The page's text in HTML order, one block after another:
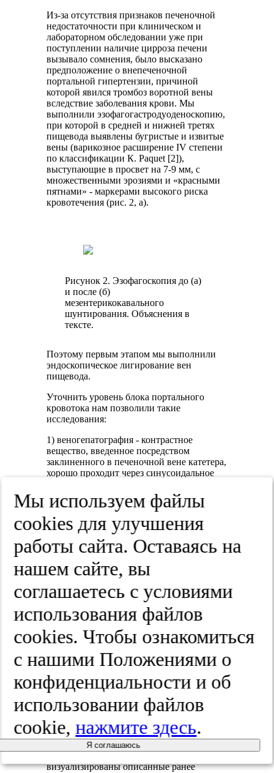
Из-за отсутствия признаков печеночной
недостаточности при клиническом и
лабораторном обследовании уже при
поступлении наличие цирроза печени
вызывало сомнения, было высказано
предположение о внепеченочной
портальной гипертензии, причиной
которой явился тромбоз воротной вены
вследствие заболевания крови. Мы
выполнили эзофагогастродуоденоскопию,
при которой в средней и нижней третях
пищевода выявлены бугристые и извитые
вены (варикозное расширение IV степени
по классификации К. Paquet [2]),
выступающие в просвет на 7-9 мм, с
множественными эрозиями и «красными
пятнами» - маркерами высокого риска
кровотечения (рис. 2, а).
Рисунок 2. Эзофагоскопия до (а)
и после (б)
мезентерикокавального
шунтирования. Объяснения в
тексте.
Поэтому первым этапом мы выполнили
эндоскопическое лигирование вен
пищевода.
Уточнить уровень блока портального
кровотока нам позволили такие
исследования:
1) веногепатография - контрастное
вещество, введенное посредством
заклиненного в печеночной вене катетера,
хорошо проходит через синусоидальное
блок портального кровотока (рис. 3);
Рисунок 3. Веногепатограмма (а)
перед операцией. 1 - верхняя
брыжеечная вена; 2 - кавернозная
трансформация воротной вены; 3
- варикозное расширение вен
пищевода.
2) мезентерикопортография -
визуализирована верхняя брыжеечная
вена диаметром 8 мм, проходимая до
места слияния с селезеночной веной,
воротная вена кавернозно
трансформирована, сброс контрастного
вещества через вены пищевода (рис. 3, б);
визуализированы описанные ранее
Мы используем файлы
cооkies для улучшения
работы сайта. Оставаясь на
нашем сайте, вы
соглашаетесь с условиями
использования файлов
cооkies. Чтобы ознакомиться
с нашими Положениями о
конфиденциальности и об
использовании файлов
cookie,нажмите здесь.
Я соглашаюсь